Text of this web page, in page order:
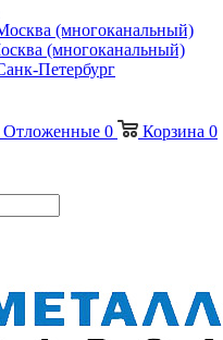
(многоканальный)
(многоканальный)
Петербург
Отложенные 0 Корзина 0